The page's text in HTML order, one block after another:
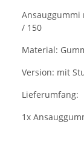
Ansauggummi
/ 150
Material:
Version: mit
Lieferumfang:
1x